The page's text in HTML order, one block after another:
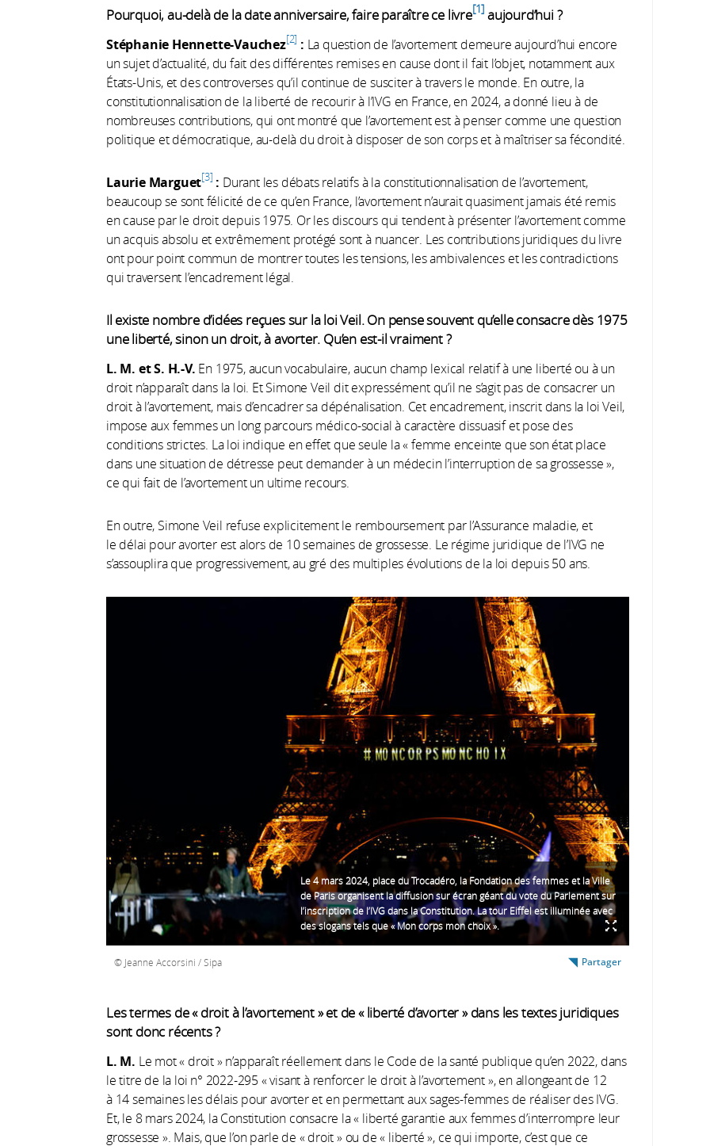
Pourquoi, au-delà de la date anniversaire, faire paraître ce livre 1 aujourd’hui ?
Stéphanie Hennette-Vauchez 2 : La question de l’avortement demeure aujourd’hui encore
un sujet d’actualité, du fait des différentes remises en cause dont il fait l’objet, notamment aux
États-Unis, et des controverses qu’il continue de susciter à travers le monde. En outre, la
constitutionnalisation de la liberté de recourir à l’IVG en France, en 2024, a donné lieu à de
nombreuses contributions, qui ont montré que l’avortement est à penser comme une question
politique et démocratique, au-delà du droit à disposer de son corps et à maîtriser sa fécondité.
Laurie Marguet 3 : Durant les débats relatifs à la constitutionnalisation de l’avortement,
beaucoup se sont félicité de ce qu’en France, l’avortement n’aurait quasiment jamais été remis
en cause par le droit depuis 1975. Or les discours qui tendent à présenter l’avortement comme
un acquis absolu et extrêmement protégé sont à nuancer. Les contributions juridiques du livre
ont pour point commun de montrer toutes les tensions, les ambivalences et les contradictions
qui traversent l’encadrement légal.
Il existe nombre d’idées reçues sur la loi Veil. On pense souvent qu’elle consacre dès 1975
une liberté, sinon un droit, à avorter. Qu’en est-il vraiment ?
L. M. et S. H.-V. En 1975, aucun vocabulaire, aucun champ lexical relatif à une liberté ou à un
droit n’apparaît dans la loi. Et Simone Veil dit expressément qu’il ne s’agit pas de consacrer un
droit à l’avortement, mais d’encadrer sa dépénalisation. Cet encadrement, inscrit dans la loi Veil,
impose aux femmes un long parcours médico-social à caractère dissuasif et pose des
conditions strictes. La loi indique en effet que seule la « femme enceinte que son état place
dans une situation de détresse peut demander à un médecin l’interruption de sa grossesse »,
ce qui fait de l’avortement un ultime recours.
En outre, Simone Veil refuse explicitement le remboursement par l’Assurance maladie, et
le délai pour avorter est alors de 10 semaines de grossesse. Le régime juridique de l’IVG ne
s’assouplira que progressivement, au gré des multiples évolutions de la loi depuis 50 ans.
Le 4 mars 2024, place du Trocadéro, la Fondation des femmes et la Ville
de Paris organisent la diffusion sur écran géant du vote du Parlement sur
l’inscription de l’IVG dans la Constitution. La tour Eiffel est illuminée avec
des slogans tels que « Mon corps mon choix ».
Jeanne Accorsini / Sipa Partager
Les termes de « droit à l’avortement » et de « liberté d’avorter » dans les textes juridiques
sont donc récents ?
L. M. Le mot « droit » n’apparaît réellement dans le Code de la santé publique qu’en 2022, dans
le titre de la loi n° 2022-295 « visant à renforcer le droit à l’avortement », en allongeant de 12
à 14 semaines les délais pour avorter et en permettant aux sages-femmes de réaliser des IVG.
Et, le 8 mars 2024, la Constitution consacre la « liberté garantie aux femmes d’interrompre leur
grossesse ». Mais, que l’on parle de « droit » ou de « liberté », ce qui importe, c’est que ce